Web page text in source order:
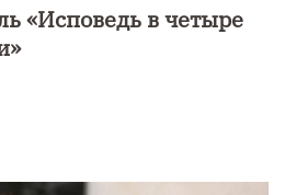
«Исповедь в четыре